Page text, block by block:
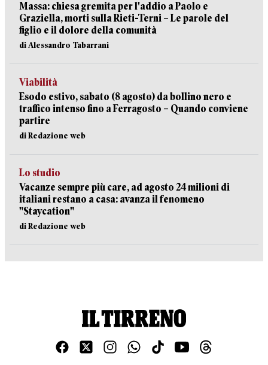
Massa: chiesa gremita per l'addio a Paolo e
Graziella, morti sulla Rieti-Terni – Le parole del
figlio e il dolore della comunità
di Alessandro Tabarrani
Viabilità
Esodo estivo, sabato (8 agosto) da bollino nero e
traffico intenso fino a Ferragosto – Quando conviene
partire
di Redazione web
Lo studio
Vacanze sempre più care, ad agosto 24 milioni di
italiani restano a casa: avanza il fenomeno
"Staycation"
di Redazione web